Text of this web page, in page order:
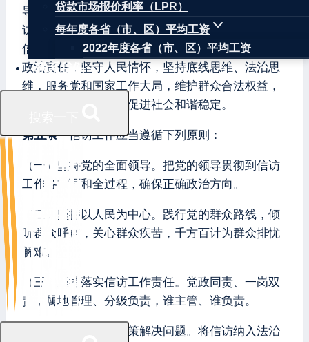
贷款市场报价利率（LPR）
每年度各省（市、区）平均工资
2022年度各省（市、区）平均工资
联系我们
导，贯彻落实习近平总书记关于加强和改进人民信
访工作的重要思想，增强“四个意识”、坚定“四个自
信”、做到“两个维护”，牢记为民解难、为党分忧的
政治责任，坚守人民情怀，坚持底线思维、法治思
维，服务党和国家工作大局，维护群众合法权益，
化解信访突出问题，促进社会和谐稳定。
第五条信访工作应当遵循下列原则：
（一）坚持党的全面领导。把党的领导贯彻到信访
工作各方面和全过程，确保正确政治方向。
（二）坚持以人民为中心。践行党的群众路线，倾
听群众呼声，关心群众疾苦，千方百计为群众排忧
解难。
（三）坚持落实信访工作责任。党政同责、一岗双
责，属地管理、分级负责，谁主管、谁负责。
（四）坚持依法按政策解决问题。将信访纳入法治